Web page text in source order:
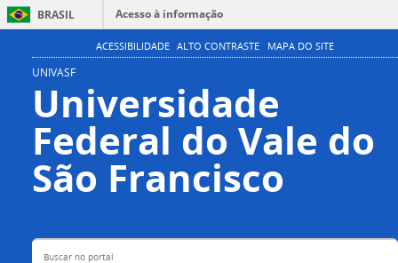
BRASIL
Acesso à informação
Participe
Canais
ACESSIBILIDADE ALTO CONTRASTE MAPA DO SITE
UNIVASF
Universidade
Federal do Vale do
São Francisco
Buscar no portal